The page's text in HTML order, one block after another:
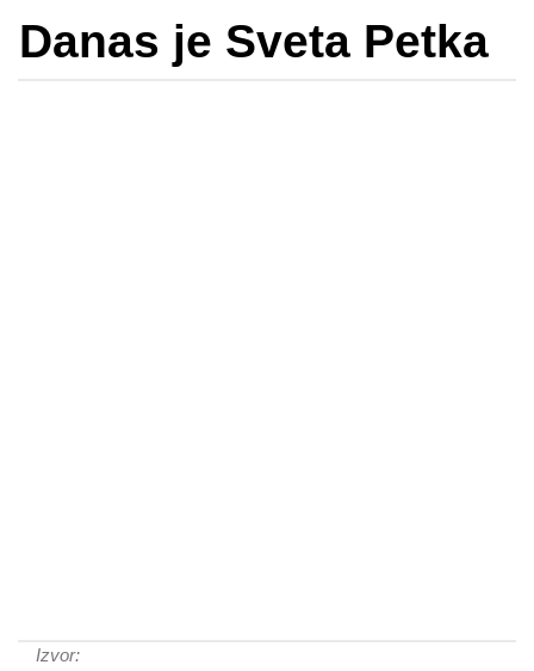
Danas je Sveta Petka
Izvor: